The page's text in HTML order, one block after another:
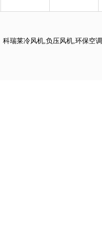
科瑞莱冷风机,负压风机,环保空调